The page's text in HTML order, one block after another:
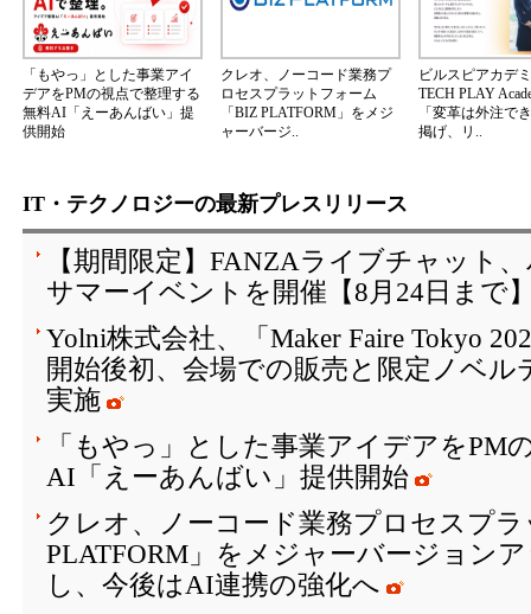
「もやっ」とした事業アイ
デアをPMの視点で整理する
無料AI「えーあんばい」提
供開始
クレオ、ノーコード業務プ
ロセスプラットフォーム
「BIZ PLATFORM」をメジ
ャーバージ..
ビルスピアカデ
TECH PLAY
「変革は外注で
掲げ、リ..
IT・テクノロジーの最新プレスリリース
【期間限定】FANZAライブチャット
サマーイベントを開催【8月24日まで
Yolni株式会社、「Maker Faire Tokyo
開始後初、会場での販売と限定ノベ
実施
「もやっ」とした事業アイデアをPM
AI「えーあんばい」提供開始
クレオ、ノーコード業務プロセスプ
PLATFORM」をメジャーバージョン
し、今後はAI連携の強化へ